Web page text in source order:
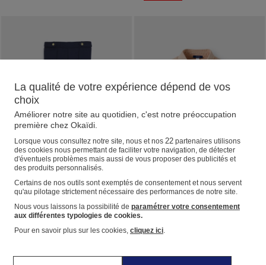
OKAIDI
Jegging chic en jersey Milano bleu fille
C'est nouveau : le jegging hausse
OKAIDI
Portée sur un vêtement ou seule
La qualité de votre expérience dépend de vos
choix
Améliorer notre site au quotidien, c'est notre préoccupation
première chez Okaïdi.
Lorsque vous consultez notre site, nous et nos 22partenaires utilisons
des cookies nous permettant de faciliter votre navigation, de détecter
d'éventuels problèmes mais aussi de vous proposer des publicités et
des produits personnalisés.
Certains de nos outils sont exemptés de consentement et nous servent
qu'au pilotage strictement nécessaire des performances de notre site.
Nous vous laissons la possibilité de paramétrer votre consentement
aux différentes typologies de cookies.
Pour en savoir plus sur les cookies, cliquez ici.